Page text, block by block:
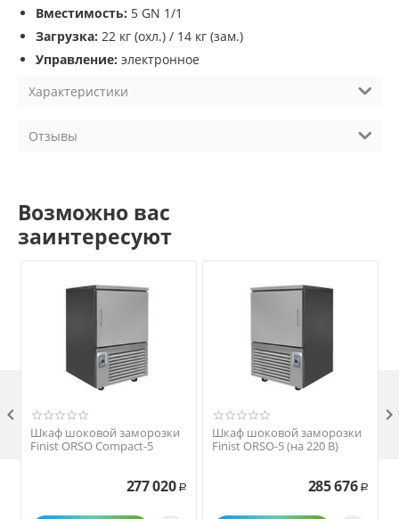
Вместимость: 5 GN 1/1
Загрузка: 22 кг (охл.) / 14 кг (зам.)
Управление: электронное
Характеристики
Отзывы
Возможно вас
заинтересуют
Шкаф шоковой заморозки
Finist ORSO Compact-5
277 020 Р
Шкаф шоковой заморозки
Finist ORSO-5 (на 220 В)
285 676 Р
 